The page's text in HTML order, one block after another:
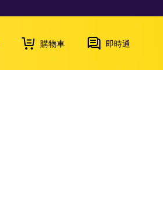
購物車 即時通